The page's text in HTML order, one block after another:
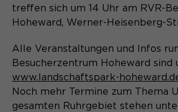
Anbieter TYPO3
Laufzeit Ende der Sitzung
Laufzeit 6 Monate
Zweck Speichert die Herkunft
Name MATOMO_SESSID
treffen sich um 14 Uhr am RVR-
Hoheward, Werner-Heisenberg-
Alle Veranstaltungen und Infos
Besucherzentrum Hoheward sind
www.landschaftspark-
Noch mehr Termine zum Thema
gesamten Ruhrgebiet stehen